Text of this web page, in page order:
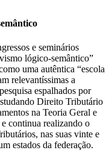
e seminários
lógico-semântico”
uma autêntica “escola
relevantíssimas a
espalhados por
Direito Tributário
na Teoria Geral e
continua realizando o
nas suas vinte e
estados da federação.